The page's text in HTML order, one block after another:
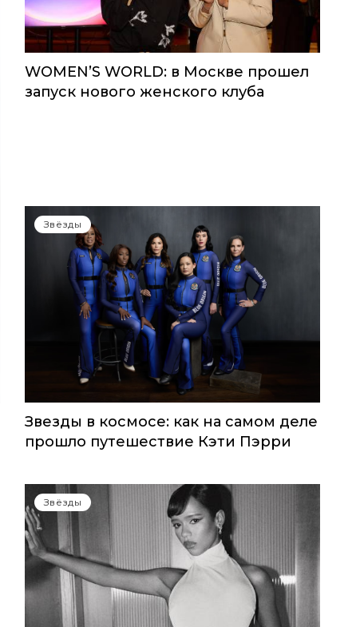
WOMEN’S WORLD: в Москве прошел
запуск нового женского клуба
Звёзды
Звезды в космосе: как на самом деле
прошло путешествие Кэти Пэрри
Звёзды